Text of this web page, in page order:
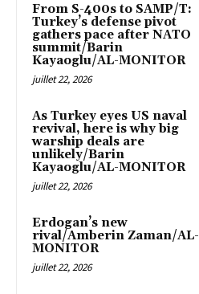
From S-400s to SAMP/T:
Turkey’s defense pivot
gathers pace after NATO
summit/Barin
Kayaoglu/AL-MONITOR
juillet 22, 2026
As Turkey eyes US naval
revival, here is why big
warship deals are
unlikely/Barin
Kayaoglu/AL-MONITOR
juillet 22, 2026
Erdogan’s new
rival/Amberin Zaman/AL-
MONITOR
juillet 22, 2026